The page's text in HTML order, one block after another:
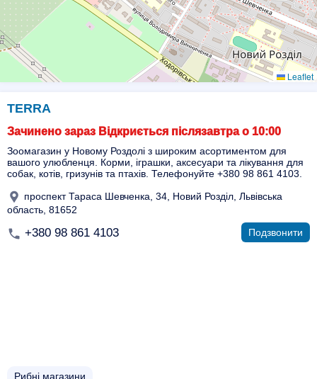
Leaflet
TERRA
Зачинено зараз Відкриється післязавтра о 10:00
Зоомагазин у Новому Роздолі з широким асортиментом для
вашого улюбленця. Корми, іграшки, аксесуари та лікування для
собак, котів, гризунів та птахів. Телефонуйте +380 98 861 4103.
проспект Тараса Шевченка, 34, Новий Розділ, Львівська
область, 81652
+380 98 861 4103 Подзвонити
Рибні магазини